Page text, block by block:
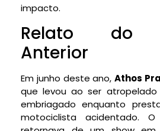
impacto.
Relato do
Anterior
Em junho deste ano, Athos
que levou ao ser
embriagado enquanto
motociclista acidentado.